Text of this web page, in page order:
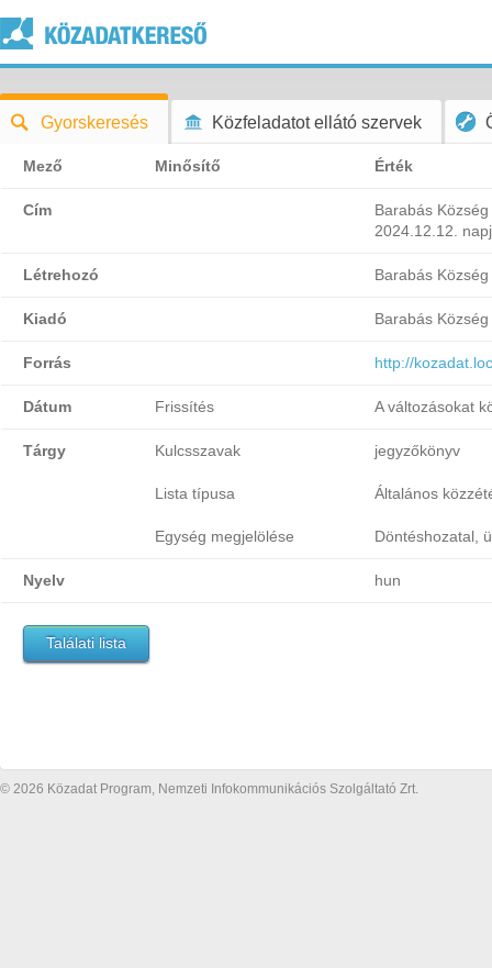
Gyorskeresés Közfeladatot ellátó szervek
Mező Minősítő Érték
Cím
Barabás
2024.12.12.
Létrehozó Barabás
Kiadó Barabás
Forrás http://
Dátum Frissítés A változásokat
Tárgy Kulcsszavak jegyzőkönyv
Lista típusa Általános
Egység megjelölése Döntéshozatal,
Nyelv hun
Találati lista
© 2026 Közadat Program, Nemzeti Infokommunikációs Szolgáltató Zrt.